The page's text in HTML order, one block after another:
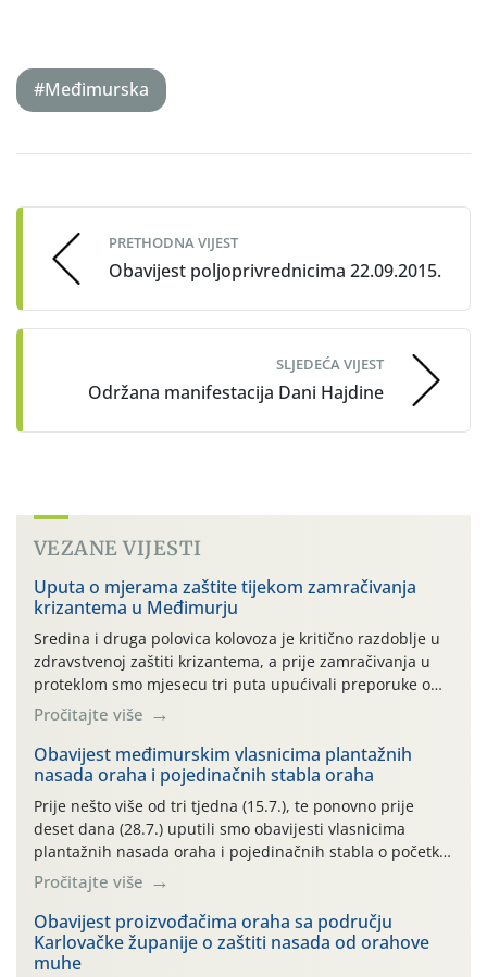
#Međimurska
navigation
PRETHODNA VIJEST
Obavijest poljoprivrednicima 22.09.2015.
SLJEDEĆA VIJEST
Održana manifestacija Dani Hajdine
VEZANE VIJESTI
Uputa o mjerama zaštite tijekom zamračivanja
krizantema u Međimurju
Sredina i druga polovica kolovoza je kritično razdoblje u
zdravstvenoj zaštiti krizantema, a prije zamračivanja u
proteklom smo mjesecu tri puta upućivali preporuke o
preventivnim mjerama zaštite krizantema od najčešćih
uzročnika bolesti, štetnika i fito-fagnih grinja (23.7., 14.7.,
06.7.)! Na početku ovog mjeseca je zabilježeno je
povijesno i ekstremno vruće meteorološko razdoblje, uz
najviše temperature […]
Pročitajte više
Obavijest međimurskim vlasnicima plantažnih
nasada oraha i pojedinačnih stabla oraha
Prije nešto više od tri tjedna (15.7.), te ponovno prije
deset dana (28.7.) uputili smo obavijesti vlasnicima
plantažnih nasada oraha i pojedinačnih stabla o početku
leta i ovogodišnjoj potrebi usmjerenog suzbijanja
orahove muhe (Rhagoletis completa)! Već dvanaest dana
traje drugi ovogodišnji “toplinski udar”, koji naročito
izražen zadnja šest dana (31.7.-05.8.), jer najviše
temperature zraka svakodnevno […]
Pročitajte više
Obavijest proizvođačima oraha sa području
Karlovačke županije o zaštiti nasada od orahove
muhe